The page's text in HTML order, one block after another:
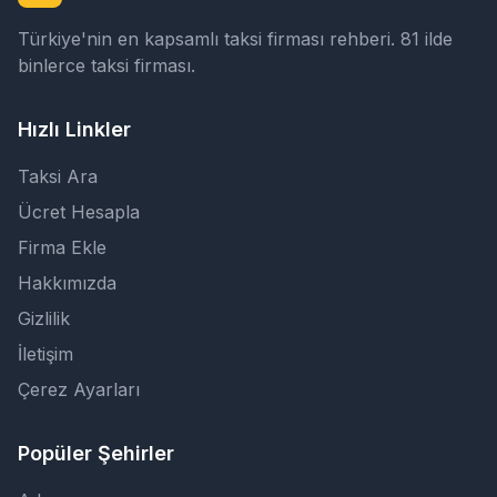
Türkiye'nin en kapsamlı taksi firması rehberi. 81 ilde
binlerce taksi firması.
Hızlı Linkler
Taksi Ara
Ücret Hesapla
Firma Ekle
Hakkımızda
Gizlilik
İletişim
Çerez Ayarları
Popüler Şehirler